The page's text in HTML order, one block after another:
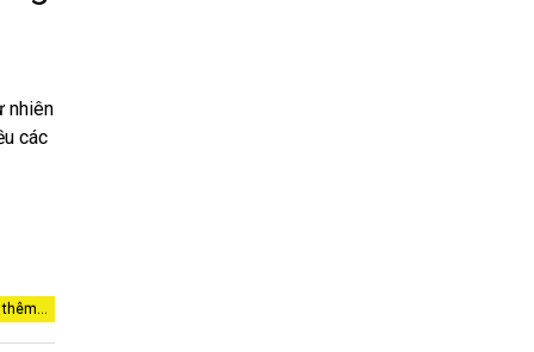
nhiên
các